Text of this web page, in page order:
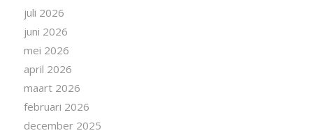
juli 2026
juni 2026
mei 2026
april 2026
maart 2026
februari 2026
december 2025